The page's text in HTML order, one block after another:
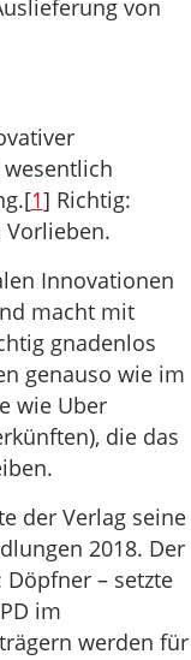
von
1] Richtig:
Innovationen
macht mit
gnadenlos
genauso wie im
wie Uber
die das
der Verlag seine
2018. Der
Döpfner – setzte
im
werden für